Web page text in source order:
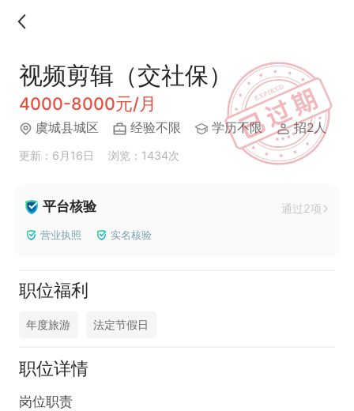
视频剪辑（交社保）
4000-8000元/月
虞城县城区 经验不限 学历不限 招2人
更新：6月16日 浏览：1434次
平台核验 通过2项
营业执照 实名核验
职位福利
年度旅游 法定节假日
职位详情
岗位职责